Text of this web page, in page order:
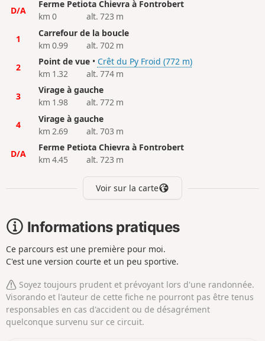
D/A
Ferme Petiota Chievra à Fontrobert
km 0
alt. 723 m
1
Carrefour de la boucle
km 0.99
alt. 702 m
2
Point de vue• Crêt du Py Froid (772 m)
km 1.32
alt. 774 m
3
Virage à gauche
km 1.98
alt. 772 m
4
Virage à gauche
km 2.69
alt. 703 m
D/A
Ferme Petiota Chievra à Fontrobert
km 4.45
alt. 723 m
Voir sur la carte
Informations pratiques
Ce parcours est une première pour moi.
C'est une version courte et un peu sportive.
Soyez toujours prudent et prévoyant lors d'une randonnée.
Visorando et l'auteur de cette fiche ne pourront pas être tenus
responsables en cas d'accident ou de désagrément
quelconque survenu sur ce circuit.